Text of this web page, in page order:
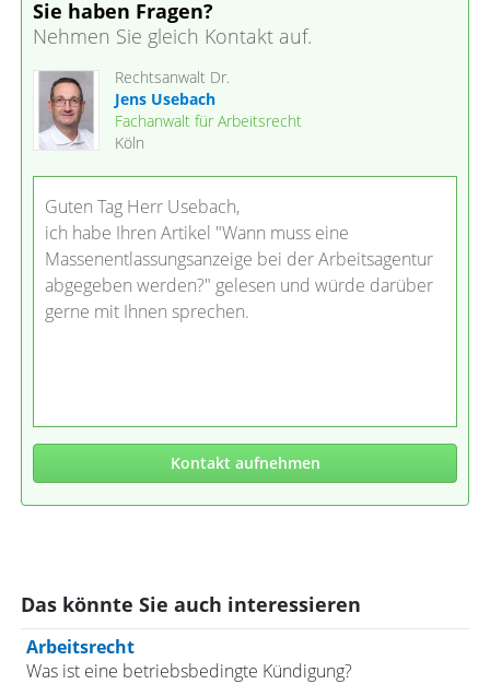
Sie haben Fragen?
Nehmen Sie gleich Kontakt auf.
Rechtsanwalt Dr.
Jens Usebach
Fachanwalt für Arbeitsrecht
Köln
Guten Tag Herr Usebach,
ich habe Ihren Artikel "Wann muss eine
Massenentlassungsanzeige bei der Arbeitsagentur
abgegeben werden?" gelesen und würde darüber
gerne mit Ihnen sprechen.
Kontakt aufnehmen
Das könnte Sie auch interessieren
Arbeitsrecht
Was ist eine betriebsbedingte Kündigung?